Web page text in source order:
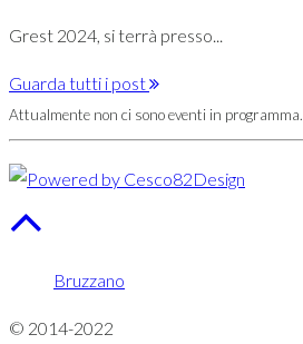
Grest 2024, si terrà presso...
Guarda tutti i post
Attualmente non ci sono eventi in programma.
Bruzzano
© 2014-2022